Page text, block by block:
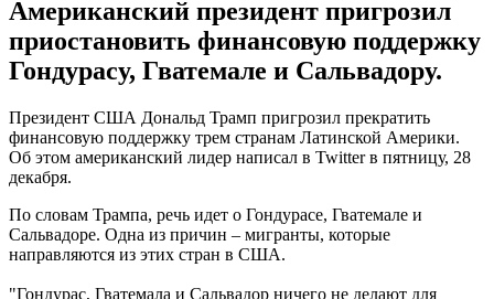
Американский президент пригрозил
приостановить финансовую поддержку
Гондурасу, Гватемале и Сальвадору.
Президент США Дональд Трамп пригрозил прекратить
финансовую поддержку трем странам Латинской Америки.
Об этом американский лидер написал в Twitter в пятницу, 28
декабря.
По словам Трампа, речь идет о Гондурасе, Гватемале и
Сальвадоре. Одна из причин – мигранты, которые
направляются из этих стран в США.
"Гондурас, Гватемала и Сальвадор ничего не делают для